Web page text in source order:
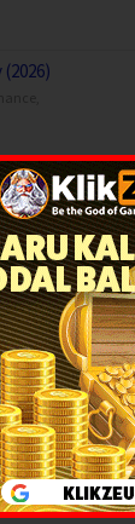
Wrong
,Thriller,USA
Ki Dusri
,Movies,India
Sunny 2 (2026)
,Romance,India